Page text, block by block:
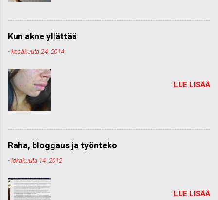
Kun akne yllättää
-kesäkuuta 24, 2014
LUE LISÄÄ
Raha, bloggaus ja työnteko
-lokakuuta 14, 2012
LUE LISÄÄ